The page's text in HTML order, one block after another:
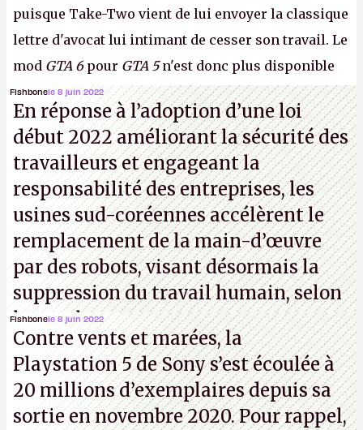
puisque Take-Two vient de lui envoyer la classique
lettre d'avocat lui intimant de cesser son travail. Le
mod GTA 6pour GTA 5n'est donc plus disponible
au téléchargement. Vous pouvez encore en voir
quelques bribes surcette vidéo YouTube.A.
Fishbonele 8 juin 2022
En réponse à l’adoption d’une loi
début 2022 améliorant la sécurité des
travailleurs et engageant la
responsabilité des entreprises, les
usines sud-coréennes accélèrent le
remplacement de la main-d’œuvre
par des robots, visant désormais la
suppression du travail humain, selon
les analystes.
Fishbonele 8 juin 2022
Contre vents et marées, la
Playstation 5 de Sony s’est écoulée à
20 millions d’exemplaires depuis sa
sortie en novembre 2020. Pour rappel,